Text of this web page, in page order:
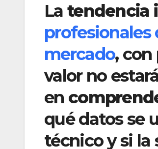
La tendencia
profesionales
mercado, con
valor no
en
qué datos se
técnico y si la